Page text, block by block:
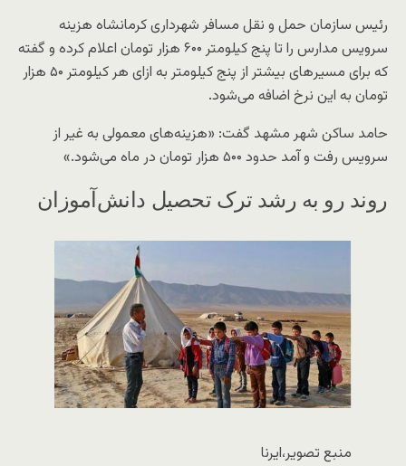
رئیس سازمان حمل و نقل مسافر شهرداری کرمانشاه هزینه
سرویس مدارس را تا پنج کیلومتر ۶۰۰ هزار تومان اعلام کرده و گفته
که برای مسیر‌های بیشتر از پنج کیلومتر به ازای هر کیلومتر ۵۰ هزار
تومان به این نرخ اضافه می‌شود.
حامد ساکن شهر مشهد گفت: «هزینه‌های معمولی به غیر از
سرویس رفت و آمد حدود ۵۰۰ هزار تومان در ماه می‌شود.»
روند رو به رشد ترک تحصیل دانش‌آموزان
منبع تصویر،ایرنا